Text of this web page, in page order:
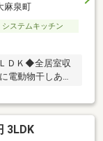
麻泉町
システムキッチン
ＤＫ◆全居室収
動物干しあり
・セイコーマ
店 約570ｍ・大
3LDK